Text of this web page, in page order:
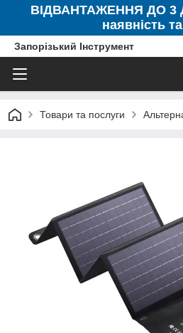
ВІДВАНТАЖЕННЯ ДО 3
наявність
Запорізький Інструмент
Товари та послуги